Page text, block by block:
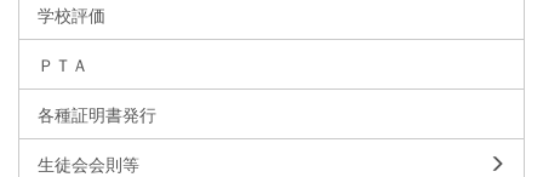
学校評価
ＰＴＡ
各種証明書発行
生徒会会則等